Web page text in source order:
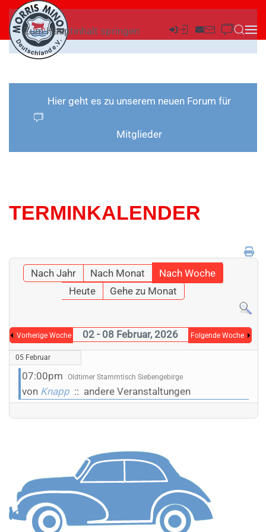
Zum Hauptinhalt springen
Hier geht es zu unserem neuen Forum für
Mitglieder
TERMINKALENDER
Nach Jahr Nach Monat
Nach Woche
Heute
Gehe zu Monat
Vorherige Woche 02 - 08 Februar, 2026 Folgende Woche
05 Februar
07:00pm Oldtimer Stammtisch Siebengebirge
von Knapp :: andere Veranstaltungen